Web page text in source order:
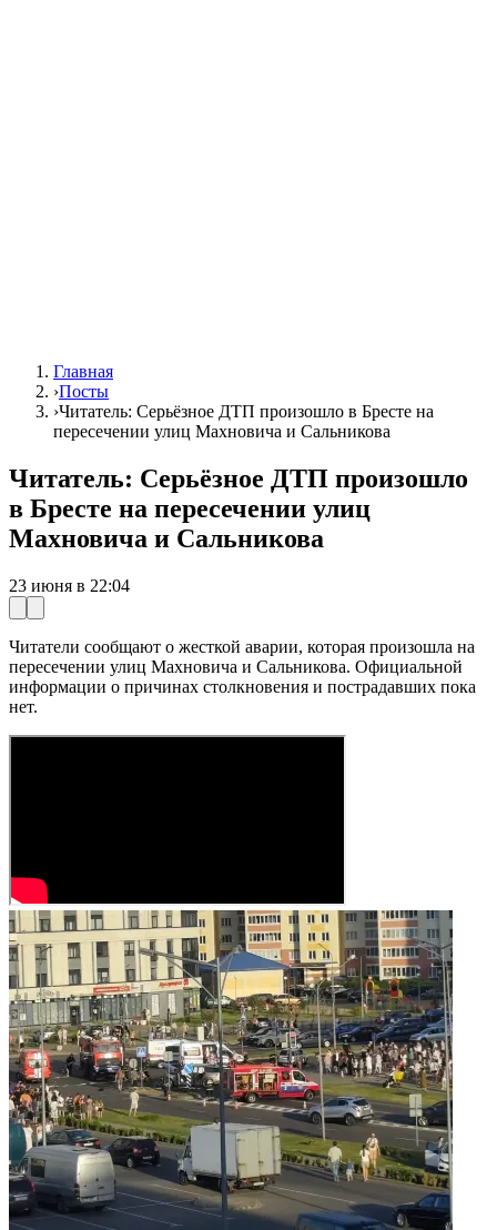
Главная
›Посты
›Читатель: Серьёзное ДТП произошло в Бресте на
пересечении улиц Махновича и Сальникова
Читатель: Серьёзное ДТП произошло
в Бресте на пересечении улиц
Махновича и Сальникова
23 июня в 22:04
Читатели сообщают о жесткой аварии, которая произошла на
пересечении улиц Махновича и Сальникова. Официальной
информации о причинах столкновения и пострадавших пока
нет.